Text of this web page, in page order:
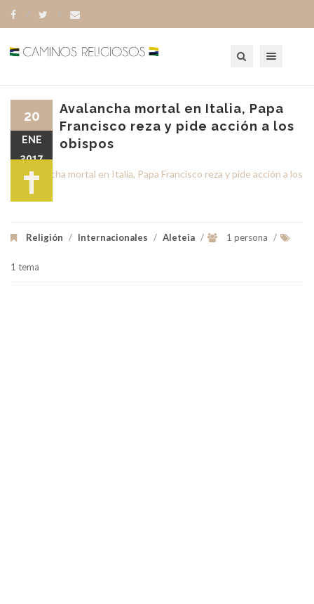
Avalancha mortal en Italia, Papa
Francisco reza y pide acción a los
obispos
Religión / Internacionales / Aleteia / 1 persona /
1 tema
20
ENE
2017